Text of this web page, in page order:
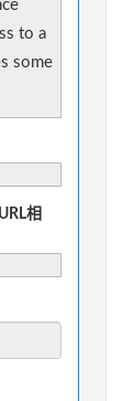
to a
some
相